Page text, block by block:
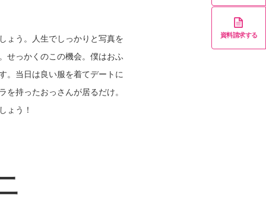
ょう。人生でしっかりと写真を
せっかくのこの機会。僕はおふ
。当日は良い服を着てデートに
持ったおっさんが居るだけ。
ょう！
資料請求する